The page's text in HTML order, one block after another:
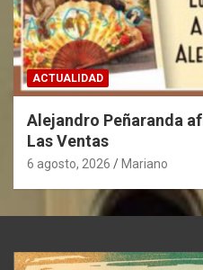
ACTUALIDAD
Alejandro Peñaranda
Las Ventas
6 agosto, 2026 Mariano